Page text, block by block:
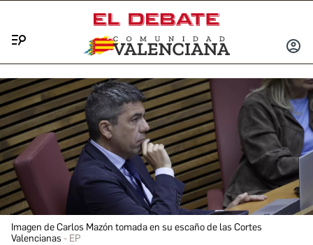
INICIAR
Imagen de Carlos Mazón tomada en su escaño de las Cortes
Valencianas
EP